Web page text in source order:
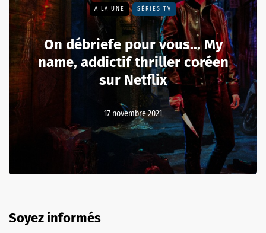
A LA UNE SÉRIES TV
On débriefe pour vous... My
name, addictif thriller coréen
sur Netflix
17 novembre 2021
Soyez informés